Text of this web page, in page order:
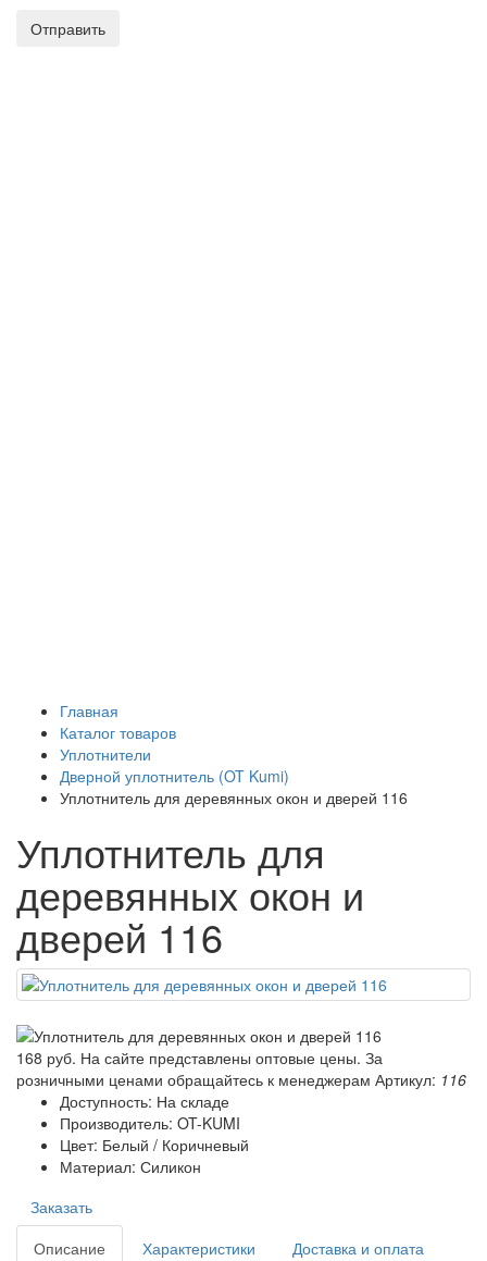
Отправить
Главная
Каталог товаров
Уплотнители
Дверной уплотнитель (OT Kumi)
Уплотнитель для деревянных окон и дверей 116
Уплотнитель для
деревянных окон и
дверей 116
168 руб. На сайте представлены оптовые цены. За
розничными ценами обращайтесь к менеджерам Артикул: 116
Доступность: На складе
Производитель: OT-KUMI
Цвет: Белый / Коричневый
Материал: Силикон
Заказать
Описание
Характеристики Доставка и оплата